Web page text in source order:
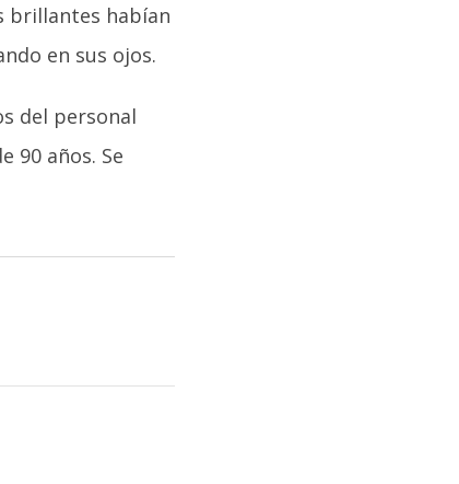
brillantes habían
en sus ojos.
del personal
90 años. Se